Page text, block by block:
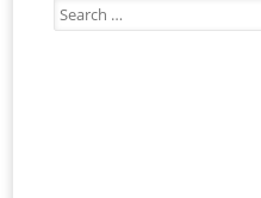
Search
for: